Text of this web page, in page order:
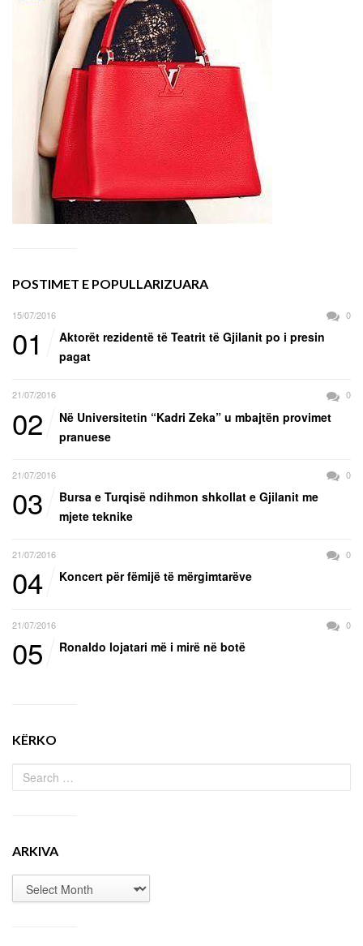
POSTIMET E POPULLARIZUARA
15/07/2016 0
01
Aktorët rezidentë të Teatrit të Gjilanit po i presin
pagat
21/07/2016 0
02
Në Universitetin “Kadri Zeka” u mbajtën provimet
pranuese
21/07/2016 0
03
Bursa e Turqisë ndihmon shkollat e Gjilanit me
mjete teknike
21/07/2016 0
04 Koncert për fëmijë të mërgimtarëve
21/07/2016 0
05 Ronaldo lojatari më i mirë në botë
KËRKO
ARKIVA